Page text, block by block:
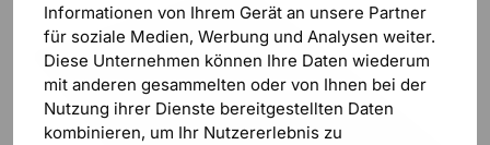
Informationen von Ihrem Gerät an unsere Partner
für soziale Medien, Werbung und Analysen weiter.
Diese Unternehmen können Ihre Daten wiederum
mit anderen gesammelten oder von Ihnen bei der
Nutzung ihrer Dienste bereitgestellten Daten
kombinieren, um Ihr Nutzererlebnis zu